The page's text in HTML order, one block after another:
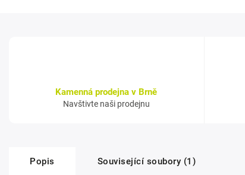
Kamenná prodejna v Brně
Navštivte naši prodejnu
Popis Související soubory (1)